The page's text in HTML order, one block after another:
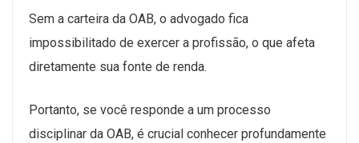
Sem a carteira da OAB, o advogado fica
impossibilitado de exercer a profissão, o que afeta
diretamente sua fonte de renda.
Portanto, se você responde a um processo
disciplinar da OAB, é crucial conhecer profundamente